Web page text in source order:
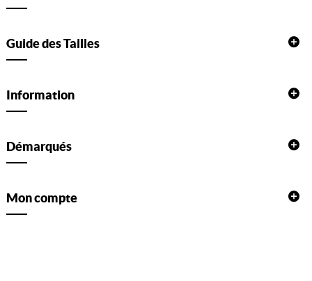
Guide des Tailles
Information
Démarqués
Mon compte